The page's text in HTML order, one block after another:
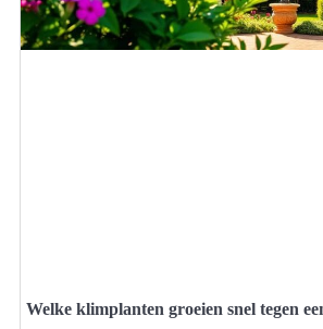
Welke klimplanten groeien snel tegen